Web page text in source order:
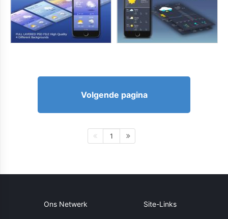
Volgende pagina
1
Ons Netwerk Site-Links